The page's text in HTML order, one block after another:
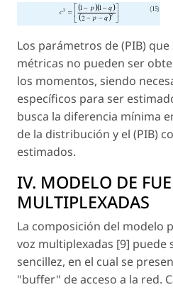
Los parámetros de (PIB)
métricas no pueden ser
los momentos, siendo
específicos para ser
busca la diferencia mínima
de la distribución y el (PIB)
estimados.
IV. MODELO DE
MULTIPLEXADAS
La composición del modelo
voz multiplexadas [9] puede
sencillez, en el cual se
"buffer" de acceso a la red.